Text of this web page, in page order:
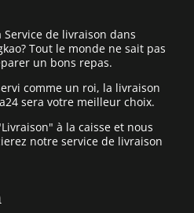
Service de livraison dans
Tout le monde ne sait pas
un bons repas.
comme un roi, la livraison
sera votre meilleur choix.
à la caisse et nous
notre service de livraison